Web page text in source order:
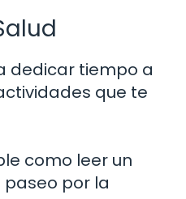
dedicar tiempo a
que te
como leer un
paseo por la